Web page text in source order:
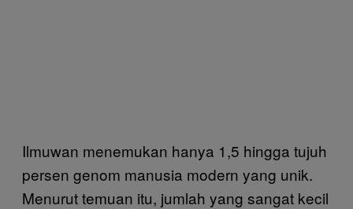
Ilmuwan menemukan hanya 1,5 hingga tujuh
persen genom manusia modern yang unik.
Menurut temuan itu, jumlah yang sangat kecil